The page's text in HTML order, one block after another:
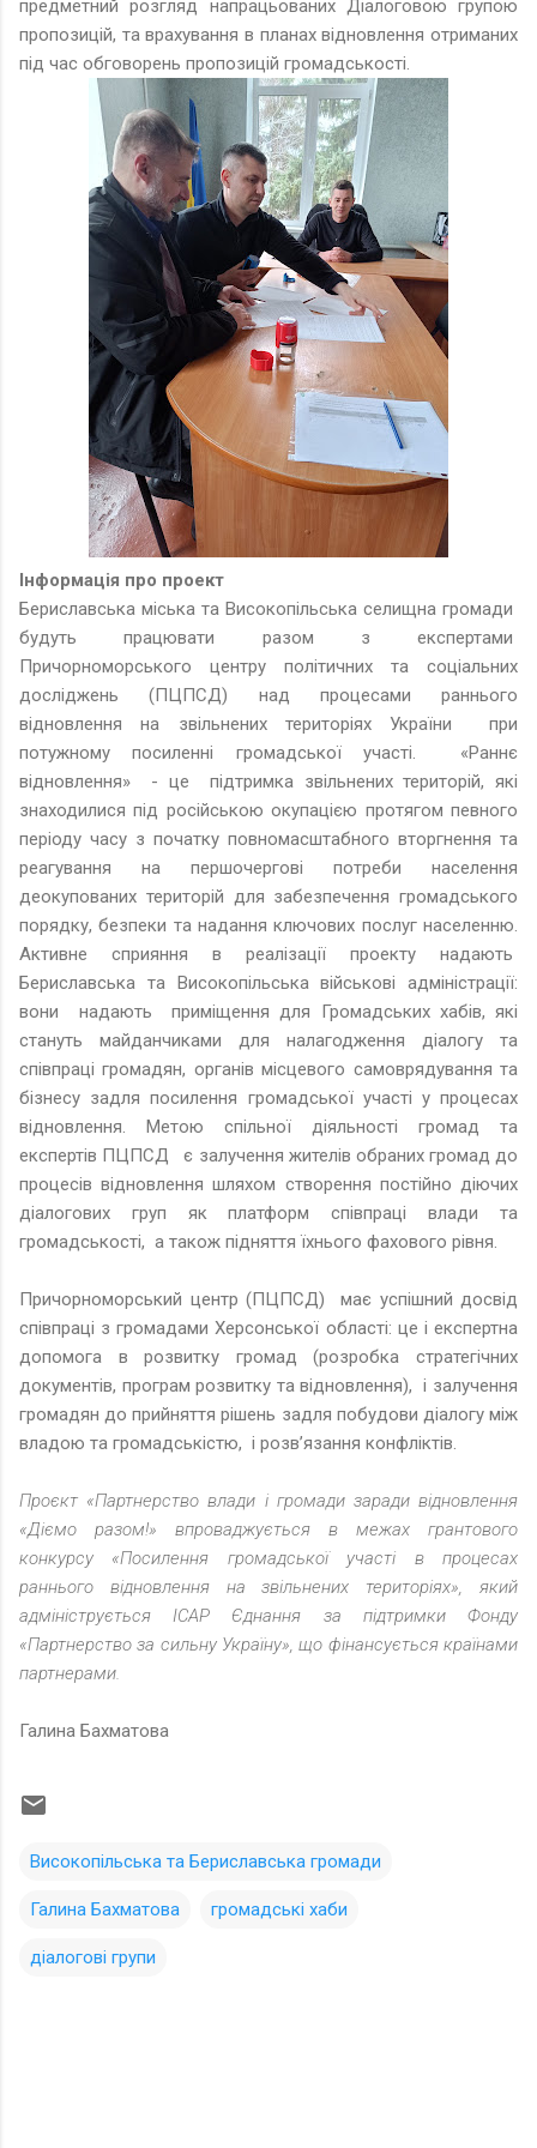
предметний розгляд напрацьованих Діалоговою групою
пропозицій, та врахування в планах відновлення отриманих
під час обговорень пропозицій громадськості.
Інформація про проект
Бериславська міська та Високопільська селищна громади
будуть працювати разом з експертами
Причорноморського центру політичних та соціальних
досліджень (ПЦПСД) над процесами раннього
відновлення на звільнених територіях України при
потужному посиленні громадської участі. «Раннє
відновлення» - це підтримка звільнених територій, які
знаходилися під російською окупацією протягом певного
періоду часу з початку повномасштабного вторгнення та
реагування на першочергові потреби населення
деокупованих територій для забезпечення громадського
порядку, безпеки та надання ключових послуг населенню.
Активне сприяння в реалізації проекту надають
Бериславська та Високопільська військові адміністрації:
вони надають приміщення для Громадських хабів, які
стануть майданчиками для налагодження діалогу та
співпраці громадян, органів місцевого самоврядування та
бізнесу задля посилення громадської участі у процесах
відновлення. Метою спільної діяльності громад та
експертів ПЦПСД є залучення жителів обраних громад до
процесів відновлення шляхом створення постійно діючих
діалогових груп як платформ співпраці влади та
громадськості, а також підняття їхнього фахового рівня.
Причорноморський центр (ПЦПСД) має успішний досвід
співпраці з громадами Херсонської області: це і експертна
допомога в розвитку громад (розробка стратегічних
документів, програм розвитку та відновлення), і залучення
громадян до прийняття рішень задля побудови діалогу між
владою та громадськістю, і розв’язання конфліктів.
Проєкт «Партнерство влади і громади заради відновлення
«Діємо разом!» впроваджується в межах грантового
конкурсу «Посилення громадської участі в процесах
раннього відновлення на звільнених територіях», який
адмініструється ІСАР Єднання за підтримки Фонду
«Партнерство за сильну Україну», що фінансується країнами
партнерами.
Галина Бахматова
Високопільська та Бериславська громади
Галина Бахматова громадські хаби
діалогові групи